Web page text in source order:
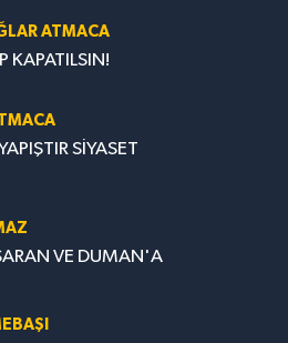
ATMACA
KAPATILSIN!
SİYASET
VE DUMAN'A